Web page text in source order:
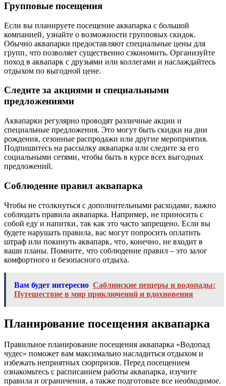
Групповые посещения
Если вы планируете посещение аквапарка с большой
компанией‚ узнайте о возможности групповых скидок.
Обычно аквапарки предоставляют специальные цены для
групп‚ что позволяет существенно сэкономить. Организуйте
поход в аквапарк с друзьями или коллегами и наслаждайтесь
отдыхом по выгодной цене.
Следите за акциями и специальными
предложениями
Аквапарки регулярно проводят различные акции и
специальные предложения. Это могут быть скидки на дни
рождения‚ сезонные распродажи или другие мероприятия.
Подпишитесь на рассылку аквапарка или следите за его
социальными сетями‚ чтобы быть в курсе всех выгодных
предложений.
Соблюдение правил аквапарка
Чтобы не столкнуться с дополнительными расходами‚ важно
соблюдать правила аквапарка. Например‚ не приносить с
собой еду и напитки‚ так как это часто запрещено. Если вы
будете нарушать правила‚ вас могут попросить оплатить
штраф или покинуть аквапарк‚ что‚ конечно‚ не входит в
ваши планы. Помните‚ что соблюдение правил – это залог
комфортного и безопасного отдыха.
Вам будет интересно Саблинские пещеры и водопады:
Путешествие в мир приключений и вдохновения
Планирование посещения аквапарка
Правильное планирование посещения аквапарка «Водопад
чудес» поможет вам максимально насладиться отдыхом и
избежать неприятных сюрпризов. Перед посещением
ознакомьтесь с расписанием работы аквапарка‚ изучите
правила и ограничения‚ а также подготовьте все необходимое.